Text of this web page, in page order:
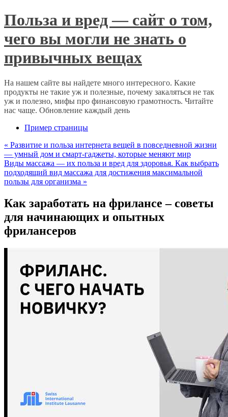
Польза и вред — сайт о том,
чего вы могли не знать о
привычных вещах
На нашем сайте вы найдете много интересного. Какие
продукты не такие уж и полезные, почему закаляться не так
уж и полезно, мифы про финансовую грамотность. Читайте
нас чаще. Обновление каждый день
Пример страницы
« Развитие и польза интернета вещей в повседневной жизни
— умный дом и смарт-гаджеты, которые меняют мир
Виды массажа — их польза и вред для здоровья. Как выбрать
подходящий вид массажа для достижения максимальной
пользы для организма »
Как заработать на фрилансе – советы
для начинающих и опытных
фрилансеров